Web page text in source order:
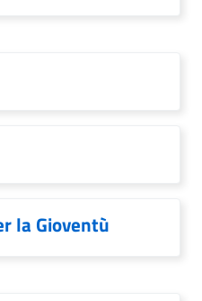
la Gioventù